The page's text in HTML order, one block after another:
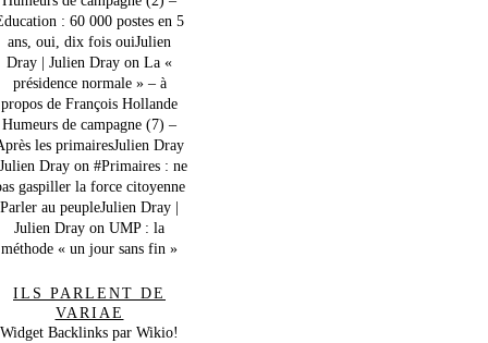
: 60 000 postes en 5
ans, oui, dix fois ouiJulien
Dray | Julien Dray on La «
présidence normale » – à
propos de François Hollande
Humeurs de campagne (7) –
les primairesJulien Dray
Dray on #Primaires : ne
gaspiller la force citoyenne
Parler au peupleJulien Dray |
Julien Dray on UMP : la
méthode « un jour sans fin »
ILS PARLENT DE
VARIAE
Widget Backlinks par Wikio!